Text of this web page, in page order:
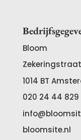
Bloom
1014 BT
020 24 44 829
bloomsite.nl